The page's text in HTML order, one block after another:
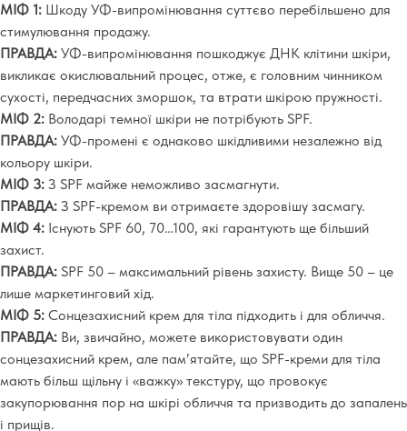
МІФ 1: Шкоду УФ-випромінювання суттєво перебільшено для
стимулювання продажу.
ПРАВДА: УФ-випромінювання пошкоджує ДНК клітини шкіри,
викликає окислювальний процес, отже, є головним чинником
сухості, передчасних зморшок, та втрати шкірою пружності.
МІФ 2: Володарі темної шкіри не потрібують SPF.
ПРАВДА: УФ-промені є однаково шкідливими незалежно від
кольору шкіри.
МІФ 3: З SPF майже неможливо засмагнути.
ПРАВДА: З SPF-кремом ви отримаєте здоровішу засмагу.
МІФ 4: Існують SPF 60, 70…100, які гарантують ще більший
захист.
ПРАВДА: SPF 50 – максимальний рівень захисту. Вище 50 – це
лише маркетинговий хід.
МІФ 5: Сонцезахисний крем для тіла підходить і для обличчя.
ПРАВДА: Ви, звичайно, можете використовувати один
сонцезахисний крем, але пам’ятайте, що SPF-креми для тіла
мають більш щільну і «важку» текстуру, що провокує
закупорювання пор на шкірі обличчя та призводить до запалень
і прищів.